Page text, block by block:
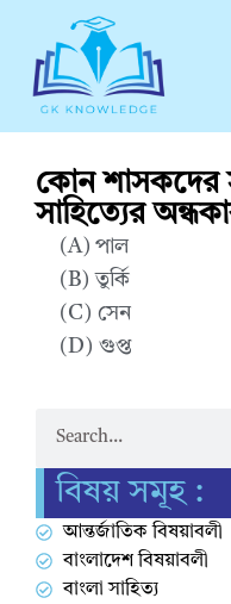
কোন শাসকদের
সাহিত্যের
(A) পাল
(B) তুর্কি
(C) সেন
(D) গুপ্ত
বিষয় সমূহ :
আন্তর্জাতিক বিষয়াবলী
বাংলাদেশ বিষয়াবলী
বাংলা সাহিত্য